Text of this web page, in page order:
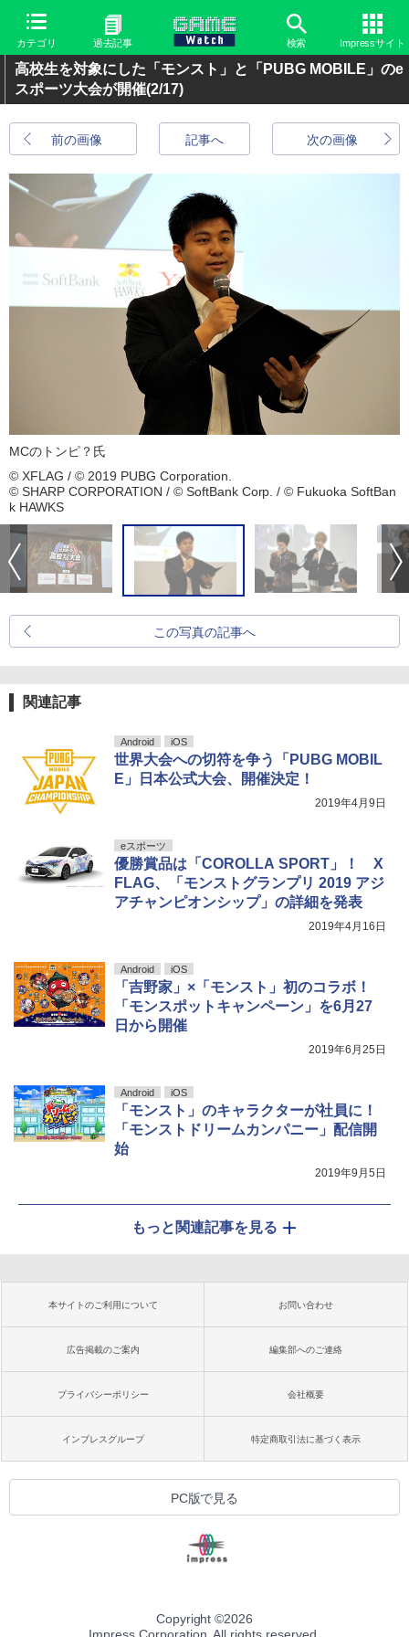
カテゴリ 過去記事 検索 Impressサイト
高校生を対象にした「モンスト」と「PUBG MOBILE」のe
スポーツ大会が開催(2/17)
前の画像 次の画像
記事へ
MCのトンピ？氏
© XFLAG / © 2019 PUBG Corporation.
© SHARP CORPORATION / © SoftBank Corp. / © Fukuoka SoftBan
k HAWKS
この写真の記事へ
関連記事
Android iOS
世界大会への切符を争う「PUBG MOBIL
E」日本公式大会、開催決定！
2019年4月9日
eスポーツ
優勝賞品は「COROLLA SPORT」！ X
FLAG、「モンストグランプリ 2019 アジ
アチャンピオンシップ」の詳細を発表
2019年4月16日
Android iOS
「吉野家」×「モンスト」初のコラボ！
「モンスポットキャンペーン」を6月27
日から開催
2019年6月25日
Android iOS
「モンスト」のキャラクターが社員に！
「モンストドリームカンパニー」配信開
始
2019年9月5日
もっと関連記事を見る
本サイトのご利用について お問い合わせ
広告掲載のご案内 編集部へのご連絡
プライバシーポリシー 会社概要
インプレスグループ 特定商取引法に基づく表示
PC版で見る
Copyright ©2026
Impress Corporation. All rights reserved.